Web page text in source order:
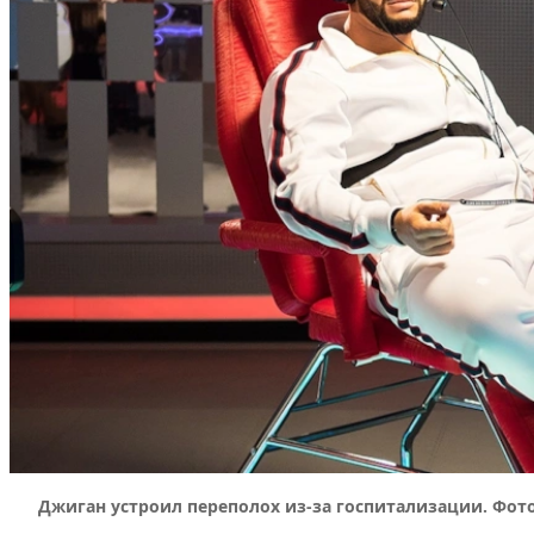
Джиган устроил переполох из-за госпитализации.